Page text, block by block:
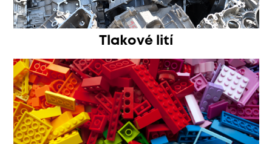
Tlakové lití